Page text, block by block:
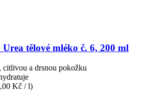
Urea tělové mléko č. 6, 200 ml
citlivou a drsnou pokožku
Kč / l)